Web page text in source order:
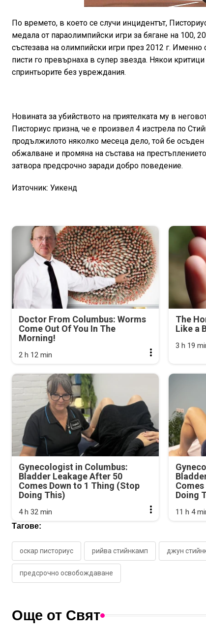
По времето, в което се случи инцидентът,
медала от параолимпийски игри за бягане на 100,
състезава на олимпийски игри през 2012 г. Именно
писти го превърнаха в супер звезда. Някои
спринтьорите без увреждания.
Новината за убийството на приятелката му в
Писториус призна, че е произвел 4 изстрела по
продължилото няколко месеца дело, той бе
обжалване и промяна на състава на
затвора предсрочно заради добро поведение.
Източник: Уикенд
Doctor From Columbus: Worms
Come Out Of You In The
Morning!
2 h 12 min
The
Like a
3 h 19
Gynecologist in Columbus:
Bladder Leakage After 50
Comes Down to 1 Thing (Stop
Doing This)
4 h 32 min
Doing
11 h 4
Тагове:
оскар писториус рийва стийнкамп джун
предсрочно освобождаване
Още от Свят